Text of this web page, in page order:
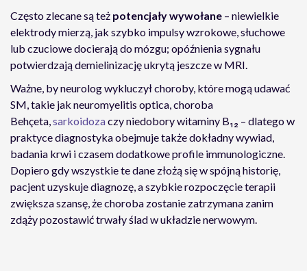
Często zlecane są też potencjały wywołane – niewielkie
elektrody mierzą, jak szybko impulsy wzrokowe, słuchowe
lub czuciowe docierają do mózgu; opóźnienia sygnału
potwierdzają demielinizację ukrytą jeszcze w MRI.
Ważne, by neurolog wykluczył choroby, które mogą udawać
SM, takie jak neuromyelitis optica, choroba
Behçeta,sarkoidozaczy niedobory witaminy B₁₂ – dlatego w
praktyce diagnostyka obejmuje także dokładny wywiad,
badania krwi i czasem dodatkowe profile immunologiczne.
Dopiero gdy wszystkie te dane złożą się w spójną historię,
pacjent uzyskuje diagnozę, a szybkie rozpoczęcie terapii
zwiększa szansę, że choroba zostanie zatrzymana zanim
zdąży pozostawić trwały ślad w układzie nerwowym.